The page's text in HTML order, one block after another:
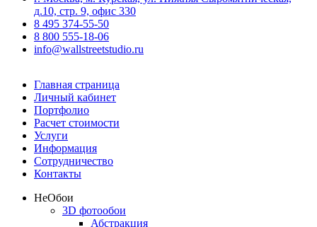
д.10, стр. 9, офис 330
8 495 374-55-50
8 800 555-18-06
info@wallstreetstudio.ru
Главная страница
Личный кабинет
Портфолио
Расчет стоимости
Услуги
Информация
Сотрудничество
Контакты
НеОбои
3D фотообои
Абстракция